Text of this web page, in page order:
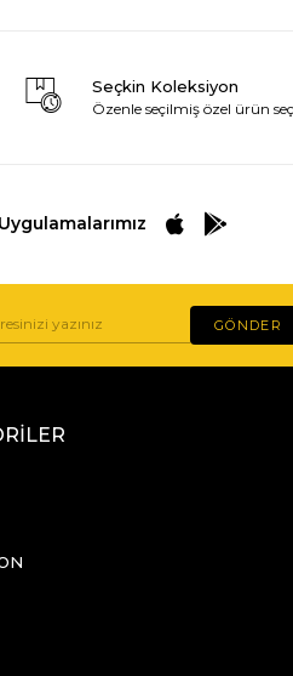
Seçkin Koleksiyon
Özenle seçilmiş özel ürün
GÖNDER